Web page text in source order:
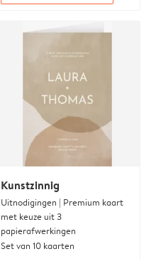
Kunstzinnig
Uitnodigingen | Premium kaart
met keuze uit 3
papierafwerkingen
Set van 10 kaarten